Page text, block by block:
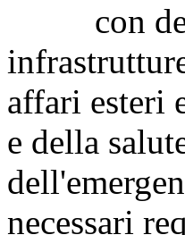
con
affari esteri
e della
necessari